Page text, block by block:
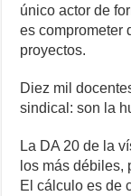
único actor de
es comprometer
proyectos.
Diez mil
sindical: son la
La DA 20 de la
los más débiles,
El cálculo es de